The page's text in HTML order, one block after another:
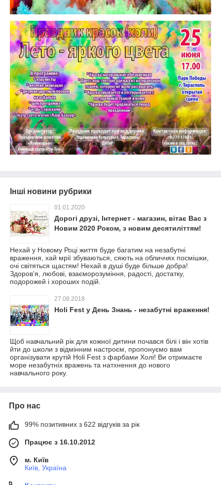
Інші новини рубрики
01.01.2020
Дорогі друзі, Інтернет - магазин, вітає Вас з
Новим 2020 Роком, з новим десятиліттям!
Нехай у Новому Році життя буде багатим на незабутні
враження, хай мрії збуваються, сяють на обличчях посмішки,
очі світяться щастям! Нехай в душі буде більше добра!
Здоров'я, любові, взаєморозуміння, радості, достатку,
подорожей і хороших подій.
27.08.2018
Holi Fest у День Знань - незабутні враження!
Щоб навчальний рік для кожної дитини почався білі і він хотів
йти до школи з відмінним настроєм, пропонуємо вам
організувати крутій Holi Fest з фарбами Холі! Ви отримаєте
море незабутніх вражень та натхнення до нового
навчального року.
Про нас
99% позитивних з 622 відгуків за рік
Працює з 16.10.2012
м. Київ
Київ, Україна